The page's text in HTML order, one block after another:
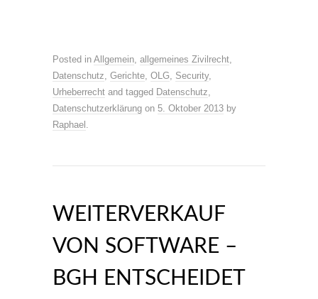
Posted in Allgemein, allgemeines Zivilrecht,
Datenschutz, Gerichte, OLG, Security,
Urheberrecht and tagged Datenschutz,
Datenschutzerklärung on 5. Oktober 2013 by
Raphael .
WEITERVERKAUF
VON SOFTWARE –
BGH ENTSCHEIDET